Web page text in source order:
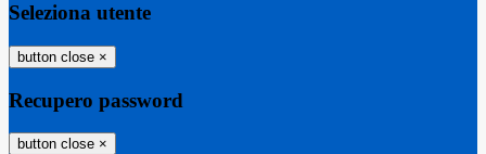
Seleziona utente
button close ×
Recupero password
button close ×